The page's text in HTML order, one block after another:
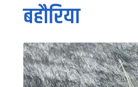
बहौरिया